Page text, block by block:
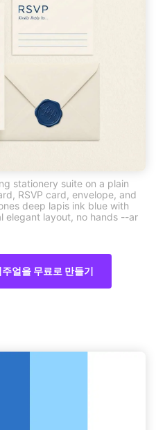
stationery suite on a plain
RSVP card, envelope, and
deep lapis ink blue with
elegant layout, no hands --ar
얼을 무료로 만들기